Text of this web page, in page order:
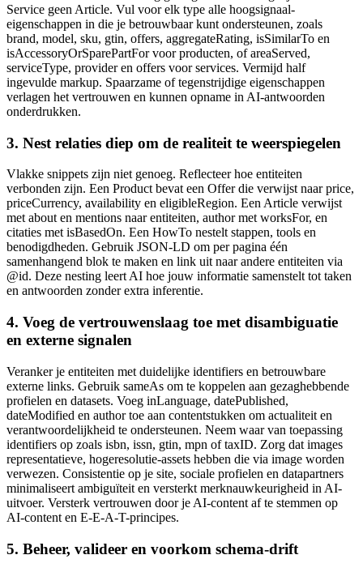
Service geen Article. Vul voor elk type alle hoogsignaal-
eigenschappen in die je betrouwbaar kunt ondersteunen, zoals
brand, model, sku, gtin, offers, aggregateRating, isSimilarTo en
isAccessoryOrSparePartFor voor producten, of areaServed,
serviceType, provider en offers voor services. Vermijd half
ingevulde markup. Spaarzame of tegenstrijdige eigenschappen
verlagen het vertrouwen en kunnen opname in AI-antwoorden
onderdrukken.
3. Nest relaties diep om de realiteit te weerspiegelen
Vlakke snippets zijn niet genoeg. Reflecteer hoe entiteiten
verbonden zijn. Een Product bevat een Offer die verwijst naar price,
priceCurrency, availability en eligibleRegion. Een Article verwijst
met about en mentions naar entiteiten, author met worksFor, en
citaties met isBasedOn. Een HowTo nestelt stappen, tools en
benodigdheden. Gebruik JSON-LD om per pagina één
samenhangend blok te maken en link uit naar andere entiteiten via
@id. Deze nesting leert AI hoe jouw informatie samenstelt tot taken
en antwoorden zonder extra inferentie.
4. Voeg de vertrouwenslaag toe met disambiguatie
en externe signalen
Veranker je entiteiten met duidelijke identifiers en betrouwbare
externe links. Gebruik sameAs om te koppelen aan gezaghebbende
profielen en datasets. Voeg inLanguage, datePublished,
dateModified en author toe aan contentstukken om actualiteit en
verantwoordelijkheid te ondersteunen. Neem waar van toepassing
identifiers op zoals isbn, issn, gtin, mpn of taxID. Zorg dat images
representatieve, hogeresolutie-assets hebben die via image worden
verwezen. Consistentie op je site, sociale profielen en datapartners
minimaliseert ambiguïteit en versterkt merknauwkeurigheid in AI-
uitvoer. Versterk vertrouwen door je AI-content af te stemmen op
AI-content en E-E-A-T-principes.
5. Beheer, valideer en voorkom schema-drift